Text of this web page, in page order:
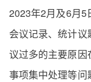
2023年2月及6月5
会议记录、统计
议过多的主要原
事项集中处理等问